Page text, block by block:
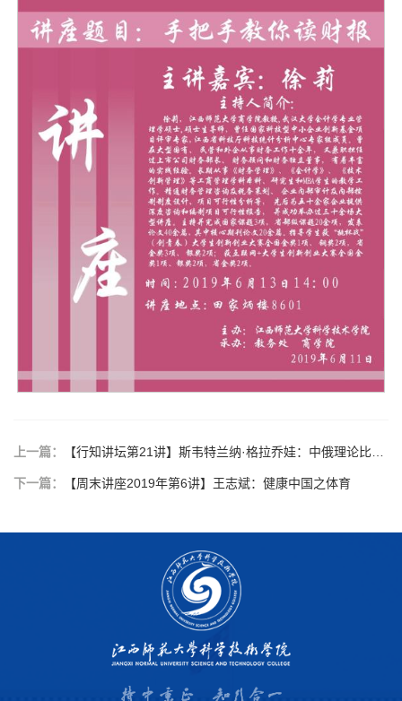
上一篇： 【行知讲坛第21讲】斯韦特兰纳·格拉乔娃：中俄理论比较研究
下一篇： 【周末讲座2019年第6讲】王志斌：健康中国之体育